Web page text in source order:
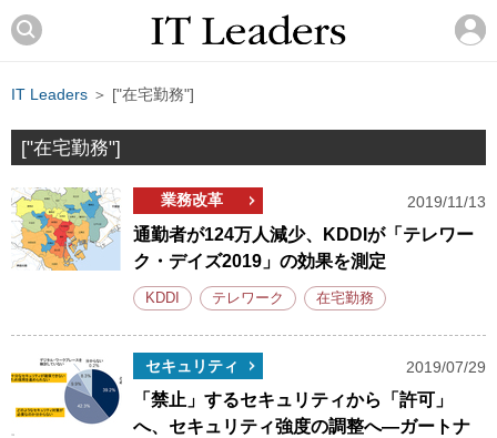
IT Leaders ＞ ["在宅勤務"]
["在宅勤務"]
業務改革 2019/11/13
通勤者が124万人減少、KDDIが「テレワー
ク・デイズ2019」の効果を測定
KDDI テレワーク 在宅勤務
セキュリティ 2019/07/29
「禁止」するセキュリティから「許可」
へ、セキュリティ強度の調整へ―ガートナ